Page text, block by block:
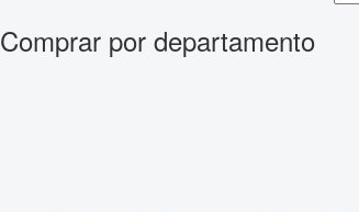
Comprar por departamento